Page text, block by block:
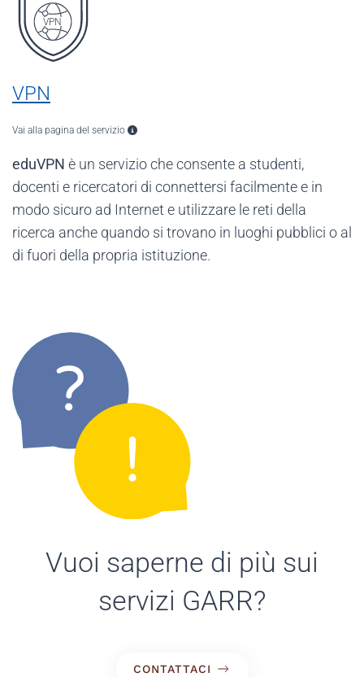
VPN
VPN
Vai alla pagina del servizio
eduVPN è un servizio che consente a studenti,
docenti e ricercatori di connettersi facilmente e in
modo sicuro ad Internet e utilizzare le reti della
ricerca anche quando si trovano in luoghi pubblici o al
di fuori della propria istituzione.
CONTATTACI